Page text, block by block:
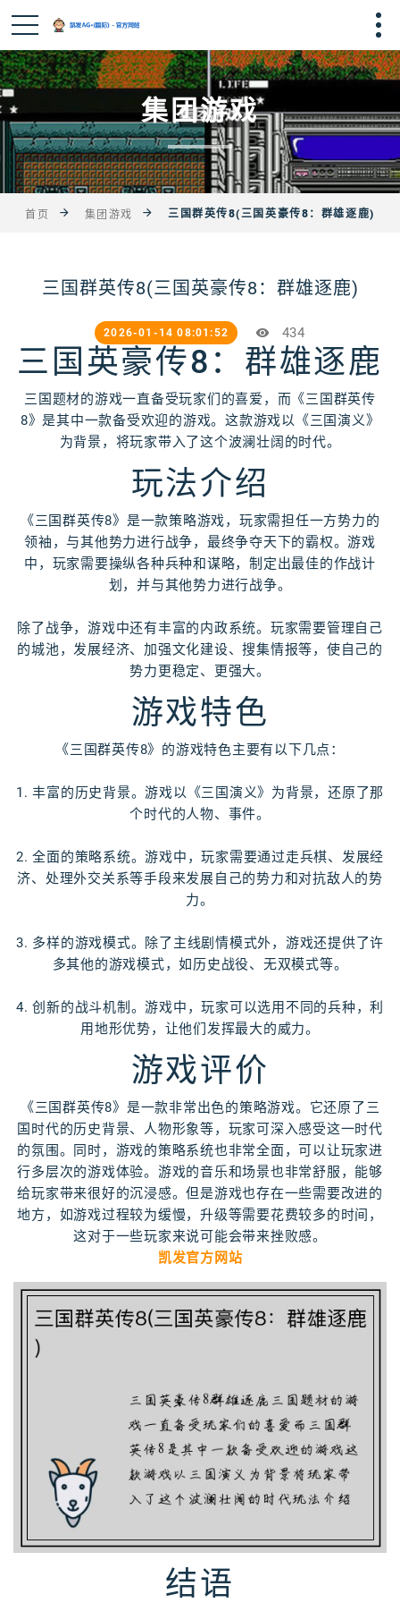
集团游戏
首页 集团游戏 三国群英传8(三国英豪传8：群雄逐鹿)
三国群英传8(三国英豪传8：群雄逐鹿)
2026-01-14 08:01:52 434
三国英豪传8：群雄逐鹿
三国题材的游戏一直备受玩家们的喜爱，而《三国群英传
8》是其中一款备受欢迎的游戏。这款游戏以《三国演义》
为背景，将玩家带入了这个波澜壮阔的时代。
玩法介绍
《三国群英传8》是一款策略游戏，玩家需担任一方势力的
领袖，与其他势力进行战争，最终争夺天下的霸权。游戏
中，玩家需要操纵各种兵种和谋略，制定出最佳的作战计
划，并与其他势力进行战争。
除了战争，游戏中还有丰富的内政系统。玩家需要管理自己
的城池，发展经济、加强文化建设、搜集情报等，使自己的
势力更稳定、更强大。
游戏特色
《三国群英传8》的游戏特色主要有以下几点：
1. 丰富的历史背景。游戏以《三国演义》为背景，还原了那
个时代的人物、事件。
2. 全面的策略系统。游戏中，玩家需要通过走兵棋、发展经
济、处理外交关系等手段来发展自己的势力和对抗敌人的势
力。
3. 多样的游戏模式。除了主线剧情模式外，游戏还提供了许
多其他的游戏模式，如历史战役、无双模式等。
4. 创新的战斗机制。游戏中，玩家可以选用不同的兵种，利
用地形优势，让他们发挥最大的威力。
游戏评价
《三国群英传8》是一款非常出色的策略游戏。它还原了三
国时代的历史背景、人物形象等，玩家可深入感受这一时代
的氛围。同时，游戏的策略系统也非常全面，可以让玩家进
行多层次的游戏体验。游戏的音乐和场景也非常舒服，能够
给玩家带来很好的沉浸感。但是游戏也存在一些需要改进的
地方，如游戏过程较为缓慢，升级等需要花费较多的时间，
这对于一些玩家来说可能会带来挫败感。
凯发官方网站
结语